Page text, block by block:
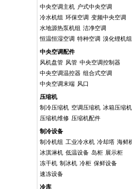
中央空调主机 户式中央空调
冷水机组 环保空调 变频中央空调
水地源热泵机组 洁净空调
恒温恒湿空调 特种空调 溴化锂机组
中央空调配件
风机盘管 风管 中央空调控制器
中央空调温控器 组合式空调
中央空调末端 风口
压缩机
制冷压缩机 空调压缩机 冰箱压缩机
压缩机维修 压缩机配件
制冷设备
制冷机组 工业冷水机 冷却塔 海鲜
冰淇淋机 低温设备 岛柜 展示柜
冻干机 制冰机 冷柜 保鲜设备
速冻设备
冷库